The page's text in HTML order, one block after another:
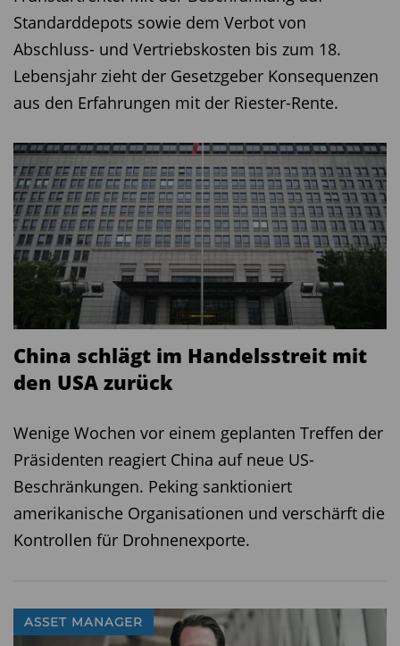
Standarddepots sowie dem Verbot von
Abschluss- und Vertriebskosten bis zum 18.
Lebensjahr zieht der Gesetzgeber Konsequenzen
aus den Erfahrungen mit der Riester-Rente.
China schlägt im Handelsstreit mit
den USA zurück
Wenige Wochen vor einem geplanten Treffen der
Präsidenten reagiert China auf neue US-
Beschränkungen. Peking sanktioniert
amerikanische Organisationen und verschärft die
Kontrollen für Drohnenexporte.
ASSET MANAGER